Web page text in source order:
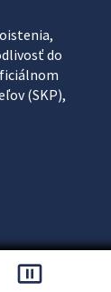
do
(SKP),
pause_presentation